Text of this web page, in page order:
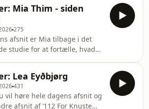
Mia Thim - siden
275
afsnit er Mia tilbage i det
studie for at fortælle, hvad
vendepunkt i hendes
med 1000 beskeder bare
døgn, 40.000 nye følgere og
Lea Eyðbjørg
431
vil høre hele dagens afsnit og
afsnit af ‘112 For Knuste